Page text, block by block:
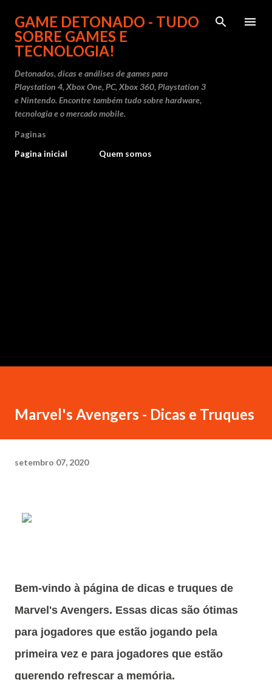
Pular para o conteúdo principal
GAME DETONADO - TUDO
SOBRE GAMES E
TECNOLOGIA!
Detonados, dicas e análises de games para
Playstation 4, Xbox One, PC, Xbox 360, Playstation 3
e Nintendo. Encontre também tudo sobre hardware,
tecnologia e o mercado mobile.
Paginas
Pagina inicial
Quem somos
Marvel's Avengers - Dicas e Truques
setembro 07, 2020
Bem-vindo à página de dicas e truques de
Marvel's Avengers. Essas dicas são ótimas
para jogadores que estão jogando pela
primeira vez e para jogadores que estão
querendo refrescar a memória.